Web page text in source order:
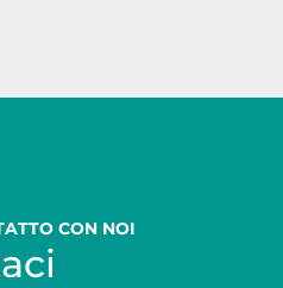
CON NOI